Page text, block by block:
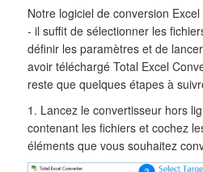
Notre logiciel de conversion
- il suffit de sélectionner les
définir les paramètres et de
avoir téléchargé Total Excel
reste que quelques étapes à
1. Lancez le convertisseur hors
contenant les fichiers et cochez
éléments que vous souhaitez